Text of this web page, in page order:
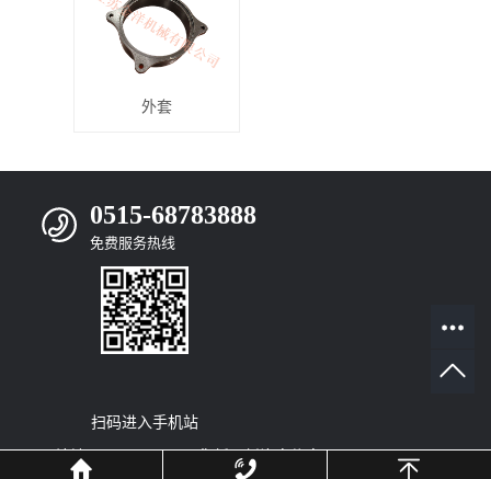
外套
0515-68783888
免费服务热线
扫码进入手机站
网站地图 您暂无新询盘信息！
© 2022